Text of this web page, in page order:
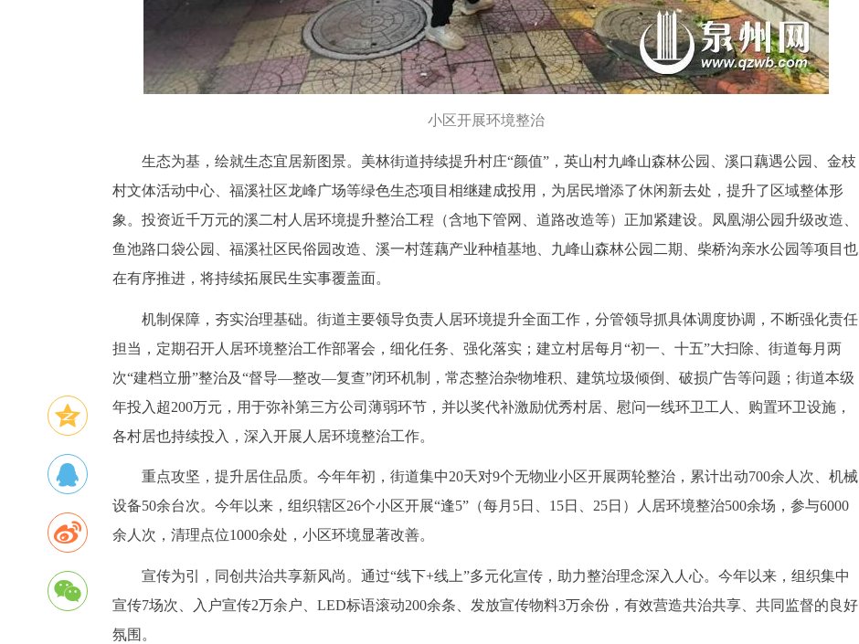
小区开展环境整治
生态为基，绘就生态宜居新图景。美林街道持续提升村庄“颜值”，英山村九峰山森林公园、溪口藕遇公园、金枝
村文体活动中心、福溪社区龙峰广场等绿色生态项目相继建成投用，为居民增添了休闲新去处，提升了区域整体形
象。投资近千万元的溪二村人居环境提升整治工程（含地下管网、道路改造等）正加紧建设。凤凰湖公园升级改造、
鱼池路口袋公园、福溪社区民俗园改造、溪一村莲藕产业种植基地、九峰山森林公园二期、柴桥沟亲水公园等项目也
在有序推进，将持续拓展民生实事覆盖面。
机制保障，夯实治理基础。街道主要领导负责人居环境提升全面工作，分管领导抓具体调度协调，不断强化责任
担当，定期召开人居环境整治工作部署会，细化任务、强化落实；建立村居每月“初一、十五”大扫除、街道每月两
次“建档立册”整治及“督导—整改—复查”闭环机制，常态整治杂物堆积、建筑垃圾倾倒、破损广告等问题；街道本级
年投入超200万元，用于弥补第三方公司薄弱环节，并以奖代补激励优秀村居、慰问一线环卫工人、购置环卫设施，
各村居也持续投入，深入开展人居环境整治工作。
重点攻坚，提升居住品质。今年年初，街道集中20天对9个无物业小区开展两轮整治，累计出动700余人次、机械
设备50余台次。今年以来，组织辖区26个小区开展“逢5”（每月5日、15日、25日）人居环境整治500余场，参与6000
余人次，清理点位1000余处，小区环境显著改善。
宣传为引，同创共治共享新风尚。通过“线下+线上”多元化宣传，助力整治理念深入人心。今年以来，组织集中
宣传7场次、入户宣传2万余户、LED标语滚动200余条、发放宣传物料3万余份，有效营造共治共享、共同监督的良好
氛围。